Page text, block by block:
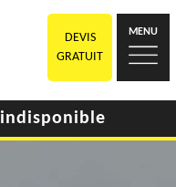
DEVIS
GRATUIT
MENU
indisponible